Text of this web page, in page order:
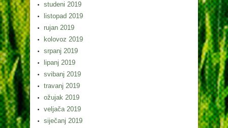
studeni 2019
listopad 2019
rujan 2019
kolovoz 2019
srpanj 2019
lipanj 2019
svibanj 2019
travanj 2019
ožujak 2019
veljača 2019
siječanj 2019